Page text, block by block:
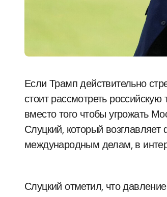
Если Трамп действительно стремится к прогрессу в разрешении украинского конфликта, ему
стоит рассмотреть
вместо того чтобы угрожать
Слуцкий, который
международным делам, в
Слуцкий отметил, что